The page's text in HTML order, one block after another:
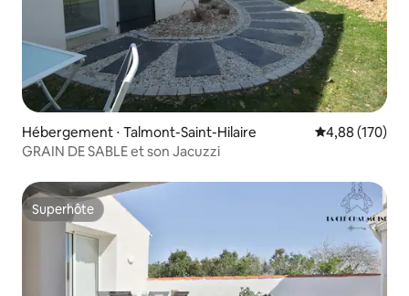
Hébergement ⋅ Talmont-Saint-Hilaire Évaluation
4,88 (170)
GRAIN DE SABLE et son Jacuzzi
Superhôte
Superhôte